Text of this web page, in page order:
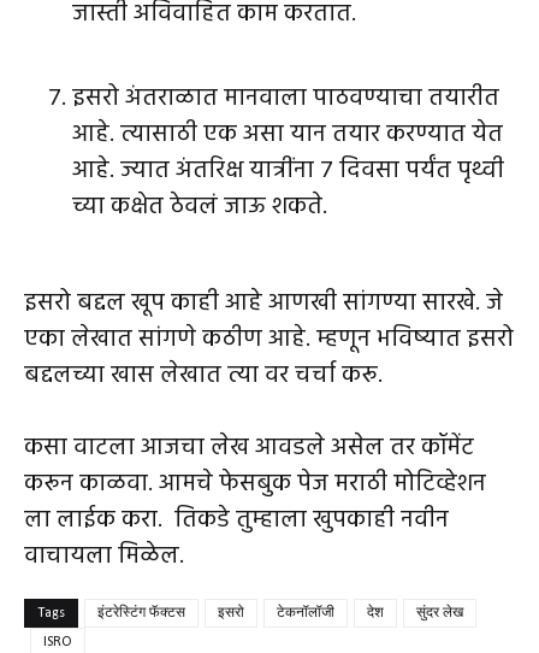
जास्ती अविवाहित काम करतात.
इसरो अंतराळात मानवाला पाठवण्याचा तयारीत
आहे. त्यासाठी एक असा यान तयार करण्यात येत
आहे. ज्यात अंतरिक्ष यात्रींना 7 दिवसा पर्यंत पृथ्वी
च्या कक्षेत ठेवलं जाऊ शकते.
इसरो बद्दल खूप काही आहे आणखी सांगण्या सारखे. जे
एका लेखात सांगणे कठीण आहे. म्हणून भविष्यात इसरो
बद्दलच्या खास लेखात त्या वर चर्चा करू.
कसा वाटला आजचा लेख आवडले असेल तर कॉमेंट
करून काळवा. आमचे फेसबुक पेजमराठी मोटिव्हेशन
ला लाईक करा. तिकडे तुम्हाला खुपकाही नवीन
वाचायला मिळेल.
Tags इंटरेस्टिंग फॅक्टस इसरो टेकनॉलॉजी देश
सुंदर लेख
ISRO